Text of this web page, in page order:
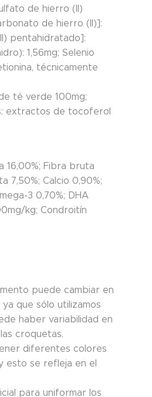
de hierro (II)
de hierro (II)]:
pentahidratado]:
1,56mg; Selenio
técnicamente
té verde 100mg;
extractos de tocoferol
16,00%; Fibra bruta
7,50%; Calcio 0,90%;
3 0,70%; DHA
kg; Condroitín
puede cambiar en
que sólo utilizamos
haber variabilidad en
croquetas.
diferentes colores
esto se refleja en el
para uniformar los